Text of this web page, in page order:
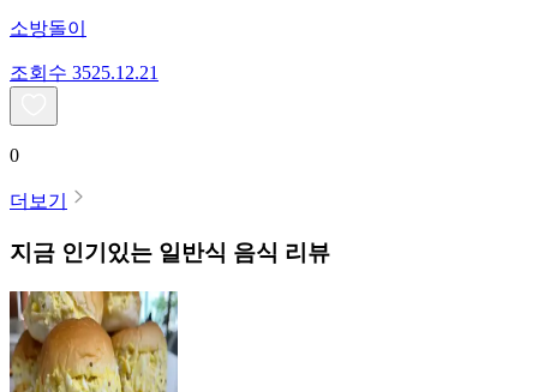
소방돌이
조회수 3525.12.21
0
더보기
지금 인기있는 일반식 음식 리뷰